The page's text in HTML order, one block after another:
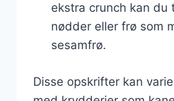
ekstra crunch kan
nødder eller frø som
sesamfrø.
Disse opskrifter kan